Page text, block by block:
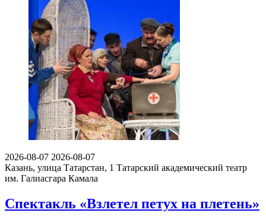
2026-08-07 2026-08-07
Казань, улица Татарстан, 1 Татарский академический театр
им. Галиасгара Камала
Спектакль «Взлетел петух на плетень»